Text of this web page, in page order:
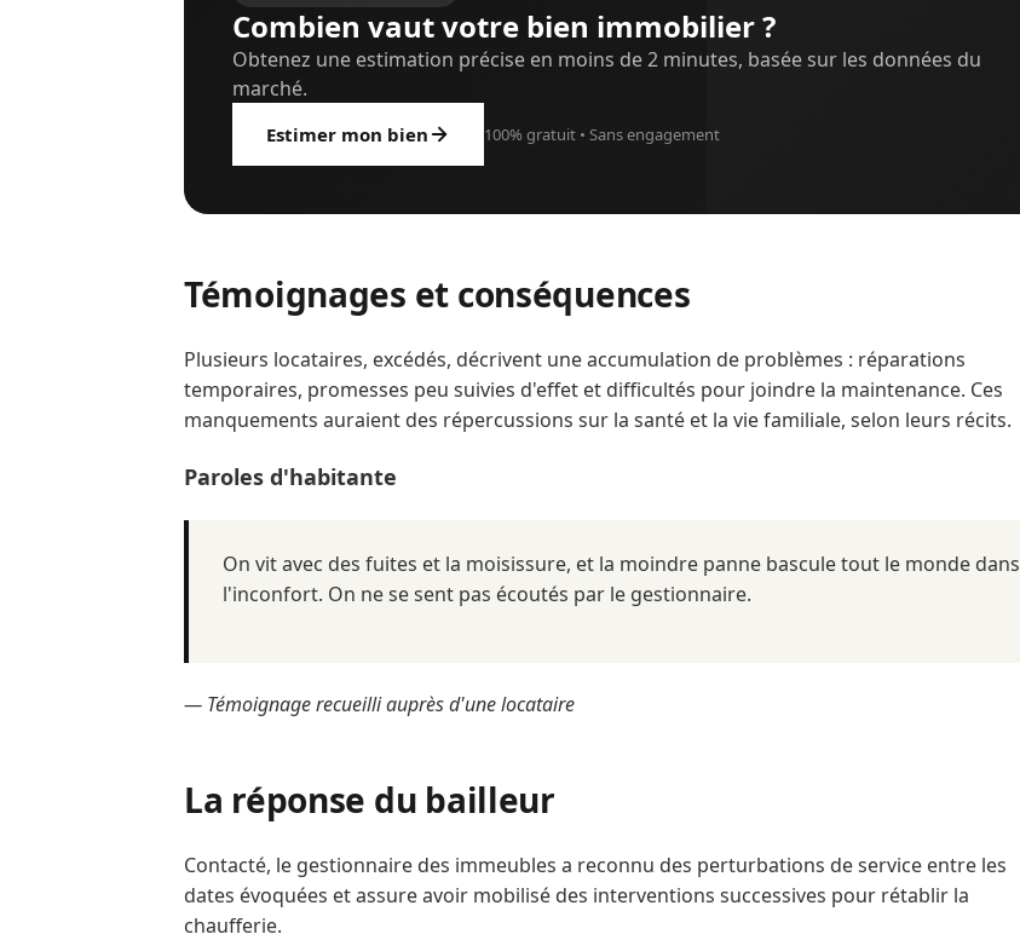
Combien vaut votre bien immobilier ?
Obtenez une estimation précise en moins de 2 minutes, basée sur les données du
marché.
Estimer mon bien 100% gratuit • Sans engagement
Témoignages et conséquences
Plusieurs locataires, excédés, décrivent une accumulation de problèmes : réparations
temporaires, promesses peu suivies d'effet et difficultés pour joindre la maintenance. Ces
manquements auraient des répercussions sur la santé et la vie familiale, selon leurs récits.
Paroles d'habitante
On vit avec des fuites et la moisissure, et la moindre panne bascule tout le monde dans
l'inconfort. On ne se sent pas écoutés par le gestionnaire.
— Témoignage recueilli auprès d'une locataire
La réponse du bailleur
Contacté, le gestionnaire des immeubles a reconnu des perturbations de service entre les
dates évoquées et assure avoir mobilisé des interventions successives pour rétablir la
chaufferie.